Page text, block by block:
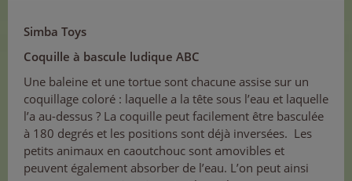
Simba Toys
Coquille à bascule ludique ABC
Une baleine et une tortue sont chacune assise sur un
coquillage coloré : laquelle a la tête sous l’eau et laquelle
l’a au-dessus ? La coquille peut facilement être basculée
à 180 degrés et les positions sont déjà inversées. Les
petits animaux en caoutchouc sont amovibles et
peuvent également absorber de l’eau. L’on peut ainsi